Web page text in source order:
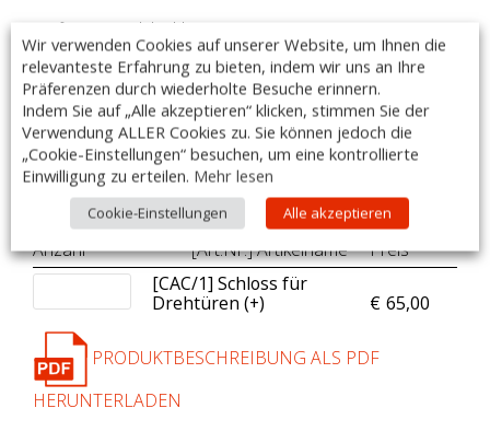
– gefertigt aus Edelstahl AISI 304 18/10
– geschliffen, Scotch Brite.
– inklusive Wandhalterung
– Maße: 1000x1000x660mm
–beidseitige Anschlussbreite: 400mm
– Made in Italy
DIESER ARTIKEL IST AUCH MIT SONDERMAßEN LIEFERBAR!
Zubehör:
Anzahl
[Art.Nr.] Artikelname
Preis
[CAC/1] Schloss für
Drehtüren (+
€ 65,00
)
PRODUKTBESCHREIBUNG ALS PDF
HERUNTERLADEN
Wir verwenden Cookies auf unserer Website, um Ihnen die
relevanteste Erfahrung zu bieten, indem wir uns an Ihre
Präferenzen durch wiederholte Besuche erinnern.
Indem Sie auf „Alle akzeptieren“ klicken, stimmen Sie der
Verwendung ALLER Cookies zu. Sie können jedoch die
„Cookie-Einstellungen“ besuchen, um eine kontrollierte
Einwilligung zu erteilen. Mehr lesen
Cookie-Einstellungen Alle akzeptieren